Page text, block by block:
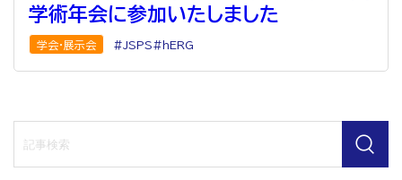
学術年会に参加いたしました
学会・展示会 JSPS hERG